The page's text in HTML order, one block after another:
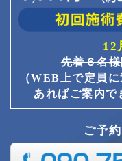
12
先着６名様
（WEB上で定員
あればご案内で
ご予